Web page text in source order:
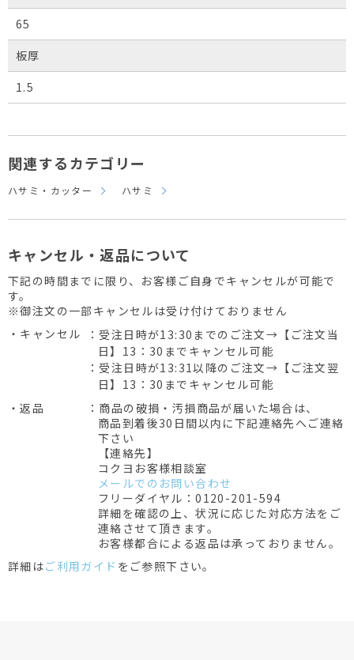
65
板厚
1.5
関連するカテゴリー
ハサミ・カッター ハサミ
キャンセル・返品について
下記の時間までに限り、お客様ご自身でキャンセルが可能で
す。
※御注文の一部キャンセルは受け付けておりません
・キャンセル
：受注日時が13:30までのご注文→【ご注文当
日】13：30までキャンセル可能
：受注日時が13:31以降のご注文→【ご注文翌
日】13：30までキャンセル可能
・返品
：商品の破損・汚損商品が届いた場合は、
商品到着後30日間以内に下記連絡先へご連絡
下さい
【連絡先】
コクヨお客様相談室
メールでのお問い合わせ
フリーダイヤル：0120-201-594
詳細を確認の上、状況に応じた対応方法をご
連絡させて頂きます。
お客様都合による返品は承っておりません。
詳細はご利用ガイド をご参照下さい。